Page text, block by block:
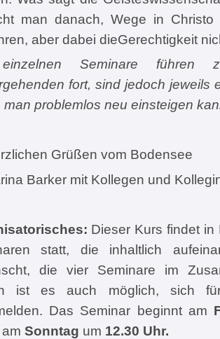
man danach, Wege in
aber dabei dieGerechtigkeit
Seminare führen
fort, sind jedoch jeweils
man problemlos neu einsteigen
Grüßen vom Bodensee
Barker mit Kollegen und
Dieser Kurs findet
statt, die inhaltlich
die vier Seminare im
ist es auch möglich, sich für
Das Seminar beginnt am
Sonntag um 12.30 Uhr.